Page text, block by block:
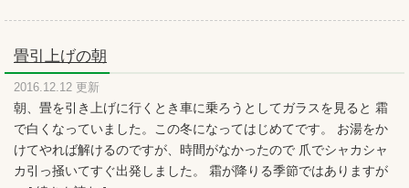
畳引上げの朝
2016.12.12 更新
朝、畳を引き上げに行くとき車に乗ろうとしてガラスを見ると 霜
で白くなっていました。この冬になってはじめてです。 お湯をか
けてやれば解けるのですが、時間がなかったので 爪でシャカシャ
カ引っ掻いてすぐ出発しました。 霜が降りる季節ではありますが